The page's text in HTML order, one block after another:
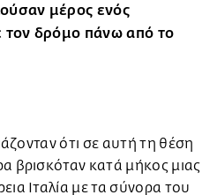
μέρος ενός
τον δρόμο πάνω από το
ότι σε αυτή τη θέση
βρισκόταν κατά μήκος μιας
Ιταλία με τα σύνορα του